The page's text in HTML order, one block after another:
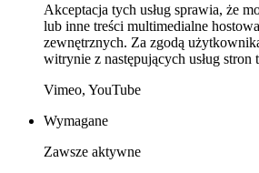
Akceptacja tych usług sprawia, że
lub inne treści multimedialne
zewnętrznych. Za zgodą
witrynie z następujących usług stron
Vimeo, YouTube
Wymagane
Zawsze aktywne